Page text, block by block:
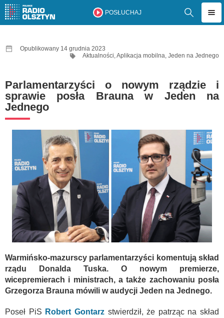
POSŁUCHAJ
Opublikowany 14 grudnia 2023
Aktualności,Aplikacja mobilna, Jeden na Jednego
Parlamentarzyści o nowym rządzie i
sprawie posła Brauna w Jeden na
Jednego
Warmińsko-mazurscy parlamentarzyści komentują skład
rządu Donalda Tuska. O nowym premierze,
wicepremierach i ministrach, a także zachowaniu posła
Grzegorza Brauna mówili w audycji Jeden na Jednego.
Poseł PiS Robert Gontarz stwierdził, że patrząc na skład